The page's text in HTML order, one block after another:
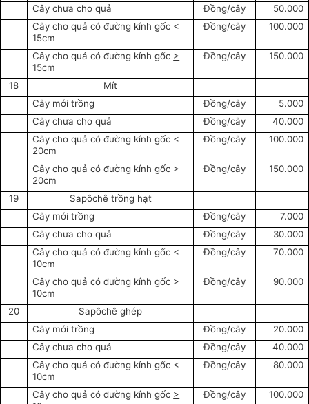
Cây chưa cho quả
Đồng/cây
50.000
Cây cho quả có đường kính gốc <
15cm
Đồng/cây 100.000
Cây cho quả có đường kính gốc >
15cm
Đồng/cây 150.000
18
Mít
Cây mới trồng
Đồng/cây
5.000
Cây chưa cho quả
Đồng/cây
40.000
Cây cho quả có đường kính gốc <
20cm
Đồng/cây 100.000
Cây cho quả có đường kính gốc >
20cm
Đồng/cây 150.000
19
Sapôchê trồng hạt
Cây mới trồng
Đồng/cây
7.000
Cây chưa cho quả
Đồng/cây
30.000
Cây cho quả có đường kính gốc <
10cm
Đồng/cây 70.000
Cây cho quả có đường kính gốc >
10cm
Đồng/cây 90.000
20
Sapôchê ghép
Cây mới trồng
Đồng/cây
20.000
Cây chưa cho quả
Đồng/cây
40.000
Cây cho quả có đường kính gốc <
10cm
Đồng/cây 80.000
Cây cho quả có đường kính gốc >
Đồng/cây 100.000